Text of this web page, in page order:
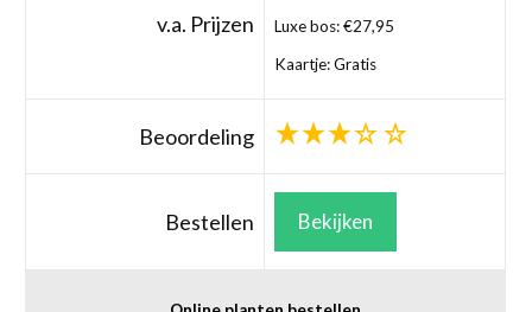
v.a. Prijzen
Luxe bos: €27,95
Kaartje: Gratis
Beoordeling
Bestellen Bekijken